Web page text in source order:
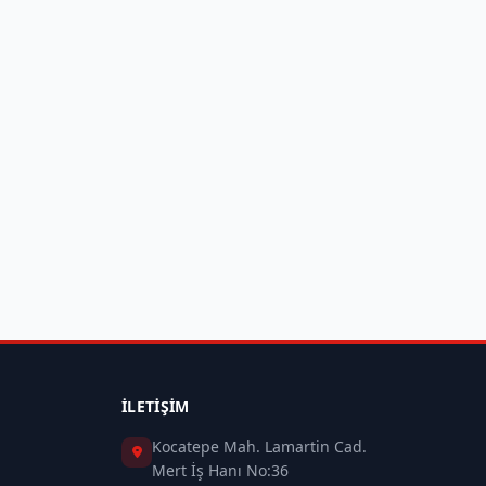
İLETIŞIM
Kocatepe Mah. Lamartin Cad.
Mert İş Hanı No:36